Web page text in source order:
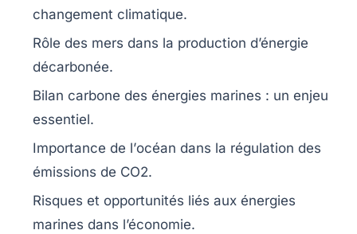
changement climatique.
Rôle des mers dans la production d’énergie
décarbonée.
Bilan carbone des énergies marines : un enjeu
essentiel.
Importance de l’océan dans la régulation des
émissions de CO2.
Risques et opportunités liés aux énergies
marines dans l’économie.